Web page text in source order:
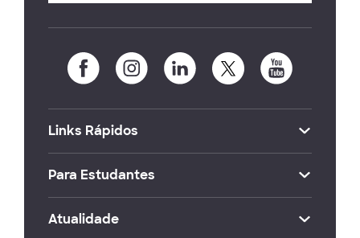
Links Rápidos
Para Estudantes
Atualidade